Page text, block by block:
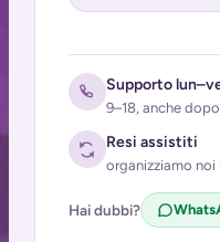
Supporto
9–18, anche
Resi assistiti
organizziamo noi
Hai dubbi?